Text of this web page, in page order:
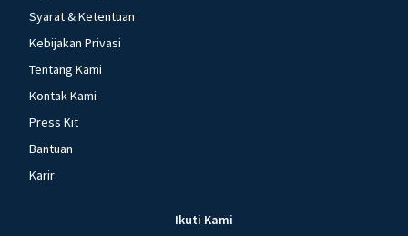
Syarat & Ketentuan
Kebijakan Privasi
Tentang Kami
Kontak Kami
Press Kit
Bantuan
Karir
Ikuti Kami